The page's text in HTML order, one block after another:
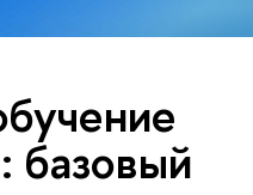
базовый